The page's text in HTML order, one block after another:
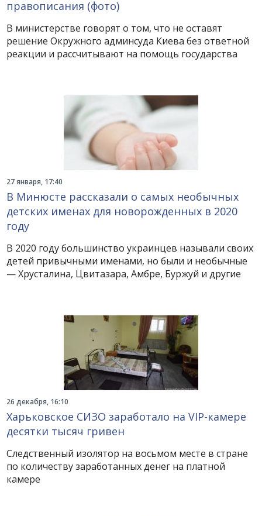
правописания (фото)
В министерстве говорят о том, что не оставят
решение Окружного админсуда Киева без ответной
реакции и рассчитывают на помощь государства
27 января, 17:40
В Минюсте рассказали о самых необычных
детских именах для новорожденных в 2020
году
В 2020 году большинство украинцев называли своих
детей привычными именами, но были и необычные
— Хрусталина, Цвитазара, Амбре, Буржуй и другие
26 декабря, 16:10
Харьковское СИЗО заработало на VIP-камере
десятки тысяч гривен
Следственный изолятор на восьмом месте в стране
по количеству заработанных денег на платной
камере